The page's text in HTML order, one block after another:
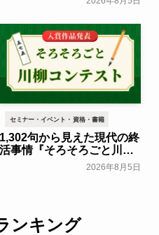
月29日(土)よりオープニン
グ内覧会を開催～ベルコ～
一般公開
セミナー・イベント・資格・書籍
1,302句から見えた現代の終
活事情『そろそろごと川柳
コンテスト』入賞作品発表
～大和ライフネクスト～
2026年8月5日
ンキング